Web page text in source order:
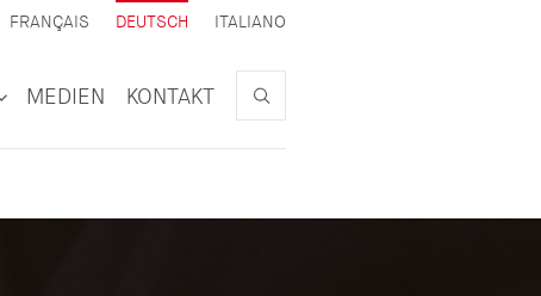
FRANÇAIS DEUTSCH AKTIVITALIANO
MEDIEN KONTAKT Search